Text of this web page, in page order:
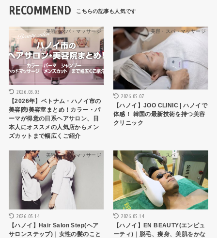
RECOMMEND
美容・スパ・マッサージ
2026.03.03
【2026年】ベトナム・ハノイ市の
美容院/美容室まとめ！カラー・パ
ーマが得意の日系ヘアサロン、日
本人にオススメの人気店からメン
ズカットまで幅広くご紹介
美容・スパ・マッサージ
2026.05.07
【ハノイ】JOO CLINIC | ハノイで
体感！ 韓国の最新技術を持つ美容
クリニック
美容・スパ・マッサージ
2026.05.14
【ハノイ】Hair Salon Step(ヘア
サロンステップ)｜女性の髪のこと
美容・スパ・マッサージ
2026.05.14
【ハノイ】EN BEAUTY(エンビュ
ーティ)｜脱毛、痩身、美肌をかな